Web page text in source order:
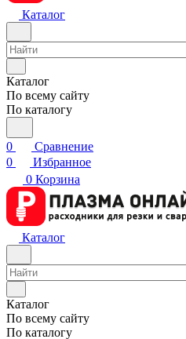
Каталог
Каталог
По всему сайту
По каталогу
0
Сравнение
0
Избранное
0 Корзина
Каталог
Каталог
По всему сайту
По каталогу